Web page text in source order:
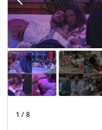
1 / 8